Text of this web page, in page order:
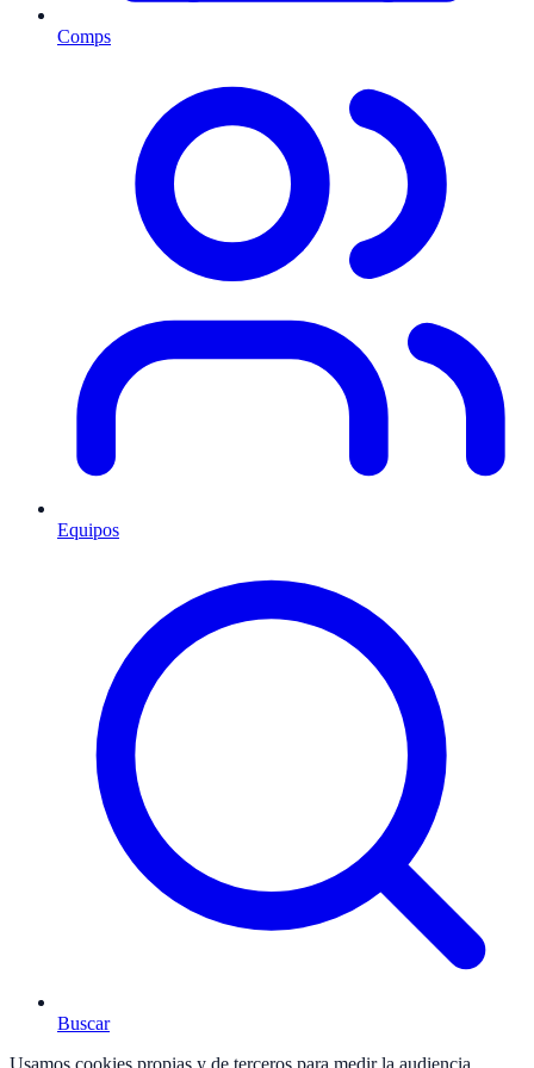
Comps
Equipos
Buscar
Usamos cookies propias y de terceros para medir la audiencia